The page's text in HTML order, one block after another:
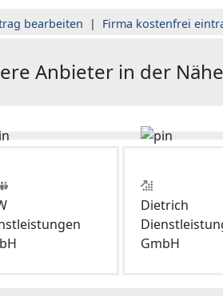
bearbeiten | Firma kostenfrei
Anbieter in der Nähe
Dietrich
GmbH